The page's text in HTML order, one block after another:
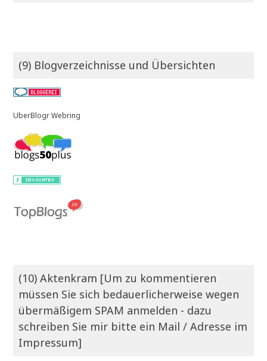
(9) Blogverzeichnisse und Übersichten
UberBlogr Webring
(10) Aktenkram [Um zu kommentieren
müssen Sie sich bedauerlicherweise wegen
übermäßigem SPAM anmelden - dazu
schreiben Sie mir bitte ein Mail / Adresse im
Impressum]